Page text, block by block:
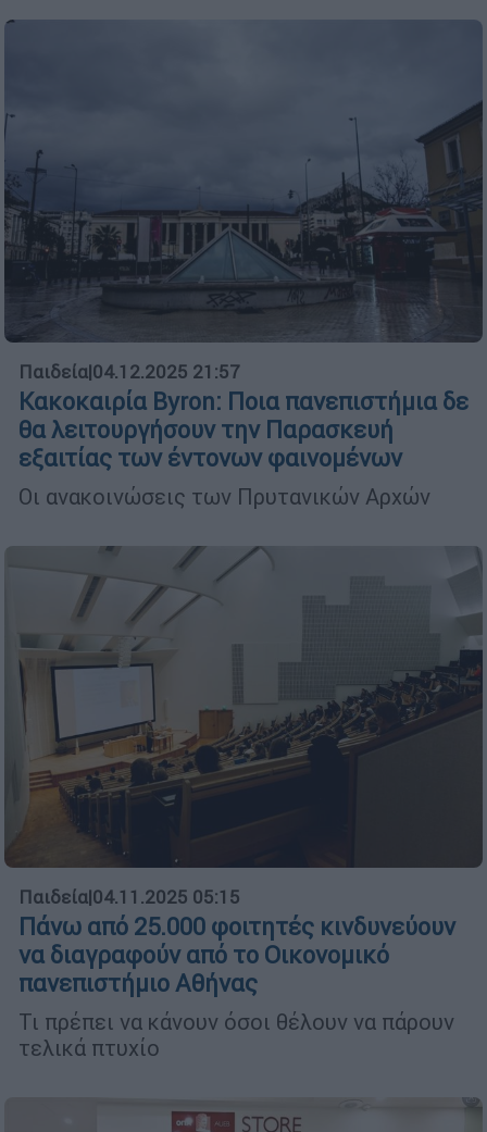
Παιδεία|04.12.2025 21:57
Κακοκαιρία Byron: Ποια πανεπιστήμια δε
θα λειτουργήσουν την Παρασκευή
εξαιτίας των έντονων φαινομένων
Οι ανακοινώσεις των Πρυτανικών Αρχών
Παιδεία|04.11.2025 05:15
Πάνω από 25.000 φοιτητές κινδυνεύουν
να διαγραφούν από το Οικονομικό
πανεπιστήμιο Αθήνας
Τι πρέπει να κάνουν όσοι θέλουν να πάρουν
τελικά πτυχίο